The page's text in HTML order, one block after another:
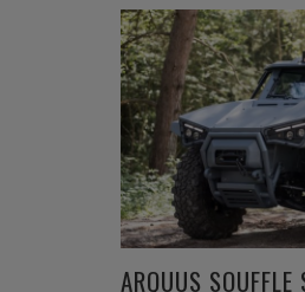
ARQUUS